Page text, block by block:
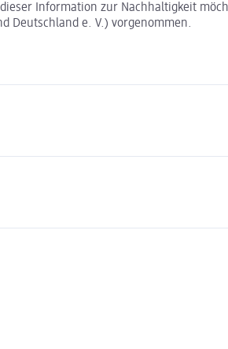
Information zur Nachhaltigkeit
Deutschland e. V.) vorgenommen.